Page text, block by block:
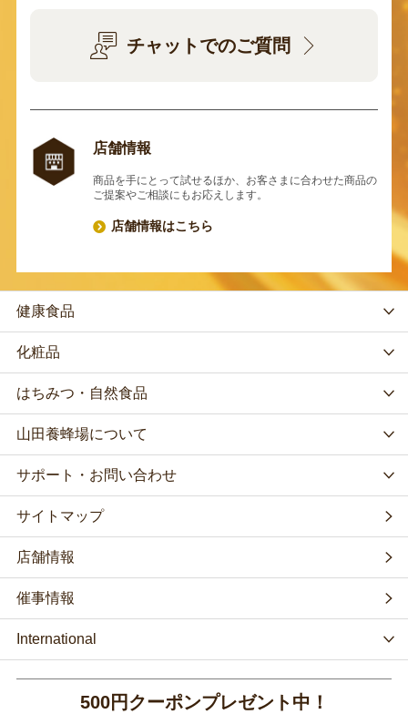
チャットでのご質問
店舗情報
商品を手にとって試せるほか、お客さまに合わせた商品の
ご提案やご相談にもお応えします。
店舗情報はこちら
健康食品
化粧品
はちみつ・自然食品
山田養蜂場について
サポート・お問い合わせ
サイトマップ
店舗情報
催事情報
International
500円クーポンプレゼント中！